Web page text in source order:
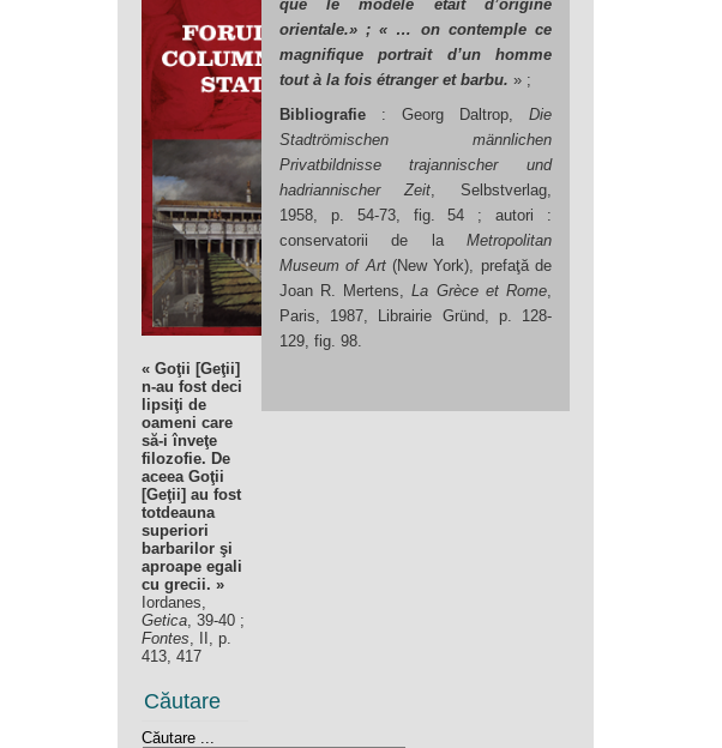
« Goţii [Geţii]
n-au fost deci
lipsiţi de
oameni care
să-i înveţe
filozofie. De
aceea Goţii
[Geţii] au fost
totdeauna
superiori
barbarilor şi
aproape egali
cu grecii. »
Iordanes,
Getica, 39-40 ;
Fontes, II, p.
413, 417
Căutare
Căutare ...
que le modèle était d’origine
orientale.» ; « … on contemple ce
magnifique portrait d’un homme
tout à la fois étranger et barbu. » ;
Bibliografie: Georg Daltrop, Die
Stadtrömischen männlichen
Privatbildnisse trajannischer und
hadriannischer Zeit, Selbstverlag,
1958, p. 54-73, fig. 54 ; autori :
conservatorii de la Metropolitan
Museum of Art(New York), prefaţă de
Joan R. Mertens,La Grèce et Rome,
Paris, 1987, Librairie Gründ, p. 128-
129, fig. 98.